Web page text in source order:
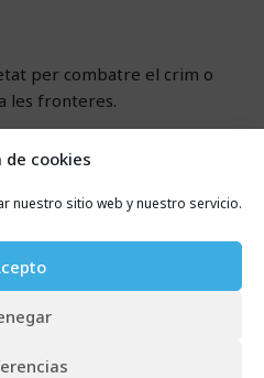
de cookies
nuestro sitio web y nuestro servicio.
per combatre el crim o
les fronteres.
en pacients.
Customer) o KYB (Know